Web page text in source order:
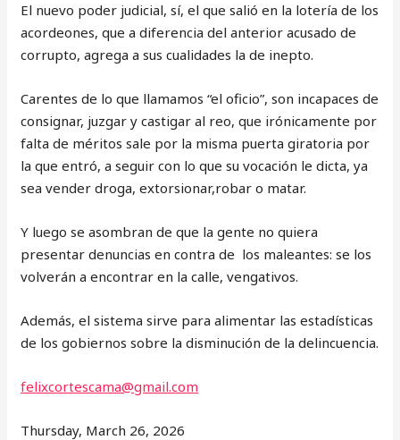
El nuevo poder judicial, sí, el que salió en la lotería de los
acordeones, que a diferencia del anterior acusado de
corrupto, agrega a sus cualidades la de inepto.
Carentes de lo que llamamos “el oficio”, son incapaces de
consignar, juzgar y castigar al reo, que irónicamente por
falta de méritos sale por la misma puerta giratoria por
la que entró, a seguir con lo que su vocación le dicta, ya
sea vender droga, extorsionar,robar o matar.
Y luego se asombran de que la gente no quiera
presentar denuncias en contra de los maleantes: se los
volverán a encontrar en la calle, vengativos.
Además, el sistema sirve para alimentar las estadísticas
de los gobiernos sobre la disminución de la delincuencia.
felixcortescama@gmail.com
Thursday, March 26, 2026